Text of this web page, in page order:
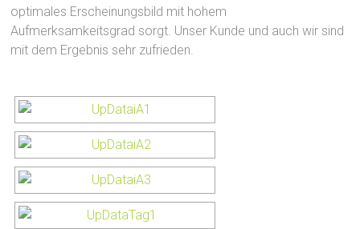
optimales Erscheinungsbild mit hohem
Aufmerksamkeitsgrad sorgt. Unser Kunde und auch wir sind
mit dem Ergebnis sehr zufrieden.